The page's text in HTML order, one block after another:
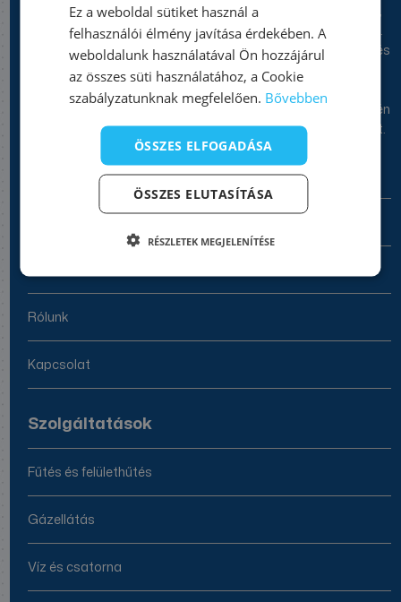
Cégünk teljes körű megoldásokat kínál fűtés, szellőzés, gáz,
víz és csatornarendszerek tervezésében és kivitelezésében.
Megújuló energiaforrások, épületenergetikai tanúsítványok és
szakértői tanácsadás – mind egy helyen. Bízza ránk
épületgépészeti projektjeit és élvezze a minőséget és
megbízhatóságot! Keressen minket Sopronban és környékén
a legjobb ajánlatokért és személyre szabott megoldásokért.
Rólunk
Kapcsolat
Szolgáltatások
Fűtés és felülethűtés
Gázellátás
Víz és csatorna
Ez a weboldal sütiket használ a
felhasználói élmény javítása érdekében. A
weboldalunk használatával Ön hozzájárul
az összes süti használatához, a Cookie
szabályzatunknak megfelelően. Bővebben
ÖSSZES ELFOGADÁSA
ÖSSZES ELUTASÍTÁSA
RÉSZLETEK MEGJELENÍTÉSE